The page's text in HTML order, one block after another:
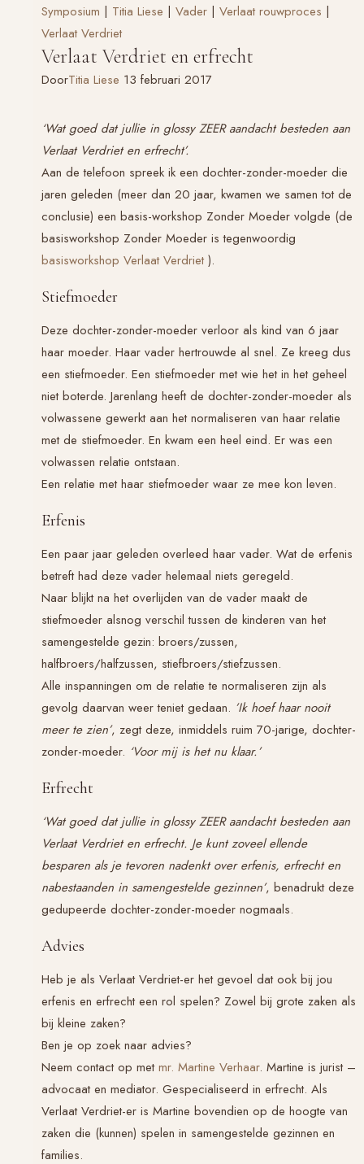
Symposium | Titia Liese | Vader| Verlaat rouwproces |
Verlaat Verdriet
Verlaat Verdriet en erfrecht
DoorTitia Liese 13 februari 2017
‘Wat goed dat jullie in glossy ZEER aandacht besteden aan
Verlaat Verdrieten erfrecht’.
Aan de telefoon spreek ik een dochter-zonder-moeder die
jaren geleden (meer dan 20 jaar, kwamen we samen tot de
conclusie) een basis-workshop Zonder Moeder volgde (de
basisworkshop Zonder Moeder is tegenwoordig
basisworkshop Verlaat Verdriet).
Stiefmoeder
Deze dochter-zonder-moeder verloor als kind van 6 jaar
haar moeder. Haar vader hertrouwde al snel. Ze kreeg dus
een stiefmoeder. Een stiefmoeder met wie het in het geheel
niet boterde. Jarenlang heeft de dochter-zonder-moeder als
volwassene gewerkt aan het normaliseren van haar relatie
met de stiefmoeder. En kwam een heel eind. Er was een
volwassen relatie ontstaan.
Een relatie met haar stiefmoeder waar ze mee kon leven.
Erfenis
Een paar jaar geleden overleed haar vader. Wat de erfenis
betreft had deze vader helemaal niets geregeld.
Naar blijkt na het overlijden van de vader maakt de
stiefmoeder alsnog verschil tussen de kinderen van het
samengestelde gezin: broers/zussen,
halfbroers/halfzussen, stiefbroers/stiefzussen.
Alle inspanningen om de relatie te normaliseren zijn als
gevolg daarvan weer teniet gedaan. ’Ik hoef haar nooit
meer te zien’, zegt deze, inmiddels ruim 70-jarige, dochter-
zonder-moeder. ‘Voor mij is het nu klaar.’
Erfrecht
‘Wat goed dat jullie in glossy ZEER aandacht besteden aan
Verlaat Verdrieten erfrecht. Je kunt zoveel ellende
besparen als je tevoren nadenkt over erfenis, erfrecht en
nabestaanden in samengestelde gezinnen’, benadrukt deze
gedupeerde dochter-zonder-moeder nogmaals.
Advies
Heb je als Verlaat Verdriet-er het gevoel dat ook bij jou
erfenis en erfrecht een rol spelen? Zowel bij grote zaken als
bij kleine zaken?
Ben je op zoek naar advies?
Neem contact op metmr. Martine Verhaar. Martine is jurist –
advocaat en mediator. Gespecialiseerd in erfrecht. Als
Verlaat Verdriet-er is Martine bovendien op de hoogte van
zaken die (kunnen) spelen in samengestelde gezinnen en
families.